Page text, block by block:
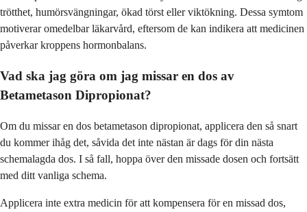
trötthet, humörsvängningar, ökad törst eller viktökning. Dessa symtom
motiverar omedelbar läkarvård, eftersom de kan indikera att medicinen
påverkar kroppens hormonbalans.
Vad ska jag göra om jag missar en dos av
Betametason Dipropionat?
Om du missar en dos betametason dipropionat, applicera den så snart
du kommer ihåg det, såvida det inte nästan är dags för din nästa
schemalagda dos. I så fall, hoppa över den missade dosen och fortsätt
med ditt vanliga schema.
Applicera inte extra medicin för att kompensera för en missad dos,